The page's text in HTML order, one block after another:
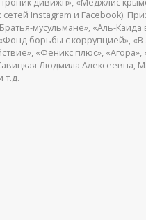
дивижн», «Меджлис
Instagram и Facebook).
мусульмане», «Аль-Каида
борьбы с коррупцией»,
«Феникс плюс», «Агора»,
Людмила Алексеевна,
т.д.